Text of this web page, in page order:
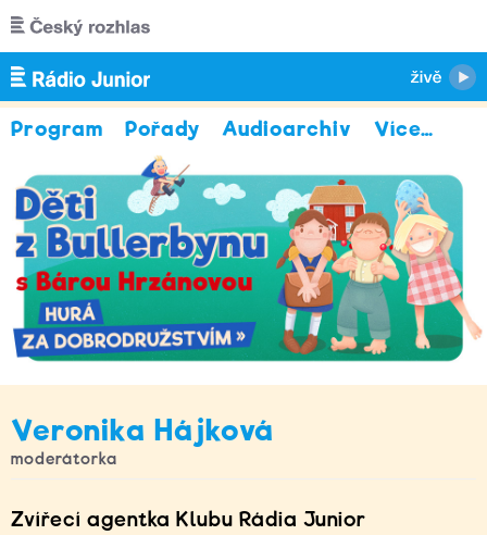
Přejít k hlavnímu obsahu
Program Pořady Audioarchiv Více…
Veronika Hájková
moderátorka
Zvířecí agentka Klubu Rádia Junior